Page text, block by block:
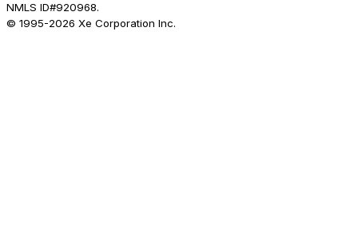
NMLS ID#920968.
© 1995-2026 Xe Corporation Inc.